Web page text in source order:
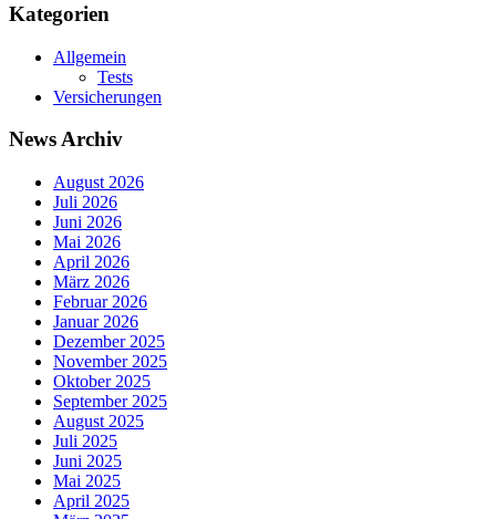
Kategorien
Allgemein
Tests
Versicherungen
News Archiv
August 2026
Juli 2026
Juni 2026
Mai 2026
April 2026
März 2026
Februar 2026
Januar 2026
Dezember 2025
November 2025
Oktober 2025
September 2025
August 2025
Juli 2025
Juni 2025
Mai 2025
April 2025